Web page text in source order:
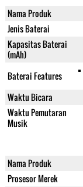
Nama Produk
Jenis Baterai
Kapasitas Baterai
(mAh)
Baterai Features
Waktu Bicara
Waktu Pemutaran
Musik
Nama Produk
Prosesor Merek